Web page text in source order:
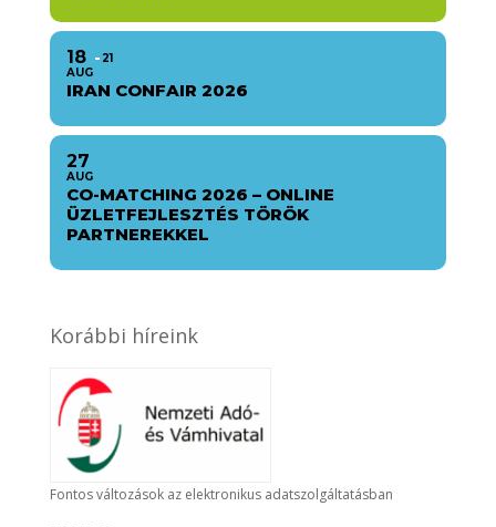
18
AUG
21
IRAN CONFAIR 2026
27
AUG
CO-MATCHING 2026 – ONLINE
ÜZLETFEJLESZTÉS TÖRÖK
PARTNEREKKEL
Korábbi híreink
Fontos változások az elektronikus adatszolgáltatásban